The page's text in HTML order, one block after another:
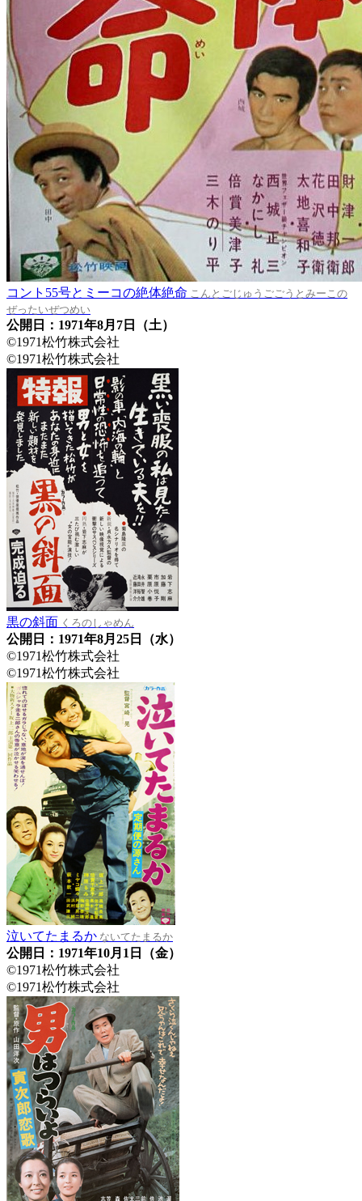
コント55号とミーコの絶体絶命 こんとごじゅうごごうとみーこの
ぜったいぜつめい
公開日：1971年8月7日（土）
©1971松竹株式会社
©1971松竹株式会社
黒の斜面 くろのしゃめん
公開日：1971年8月25日（水）
©1971松竹株式会社
©1971松竹株式会社
泣いてたまるか ないてたまるか
公開日：1971年10月1日（金）
©1971松竹株式会社
©1971松竹株式会社